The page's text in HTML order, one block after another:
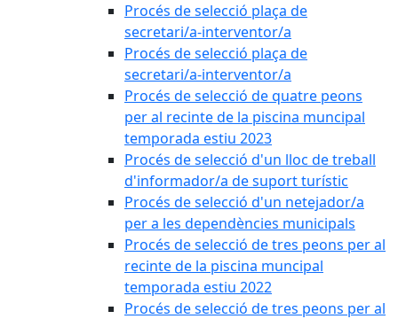
Procés de selecció plaça de
secretari/a-interventor/a
Procés de selecció plaça de
secretari/a-interventor/a
Procés de selecció de quatre peons
per al recinte de la piscina muncipal
temporada estiu 2023
Procés de selecció d'un lloc de treball
d'informador/a de suport turístic
Procés de selecció d'un netejador/a
per a les dependències municipals
Procés de selecció de tres peons per al
recinte de la piscina muncipal
temporada estiu 2022
Procés de selecció de tres peons per al